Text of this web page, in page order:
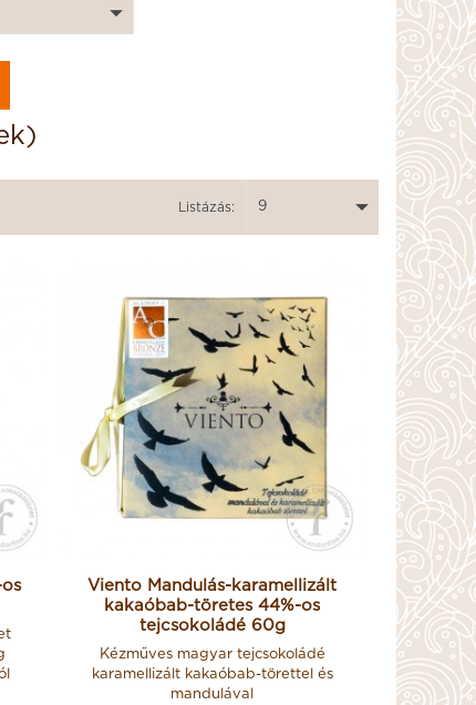
Higuera Rabitos
étcsokoládéval
Listázás: 9
os
Viento Mandulás-karamellizált
kakaóbab-töretes 44%-os
tejcsokoládé 60g
Kézműves magyar tejcsokoládé
karamellizált kakaóbab-törettel és
mandulával